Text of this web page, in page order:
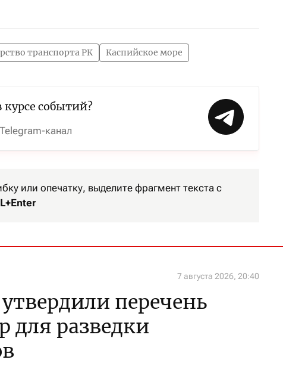
транспорта РК Каспийское море
курсе событий?
канал
или опечатку, выделите фрагмент текста с
7 августа 2026, 20:40
перечень
для разведки